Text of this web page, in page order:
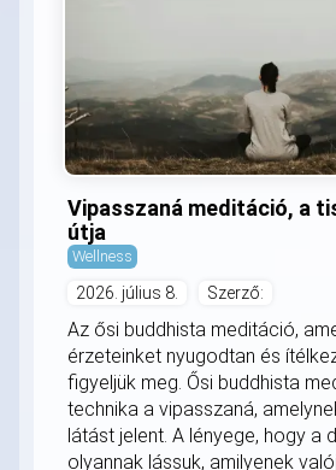
Vipasszaná meditáció, a
útja
Wellness
2026. július 8. Szerző:
Az ősi buddhista meditáció,
érzeteinket nyugodtan és
figyeljük meg. Ősi buddhista
technika a vipasszaná,
látást jelent. A lényege, hogy a
olyannak lássuk, amilyenek